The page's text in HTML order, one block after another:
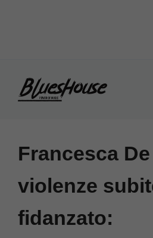
Francesca
violenze
fidanzato: